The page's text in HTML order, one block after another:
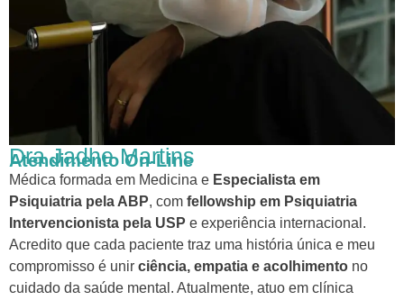
Dra Jadhe Martins
Atendimento On-Line
Médica formada em Medicina e Especialista em
Psiquiatria pela ABP, com fellowship em Psiquiatria
Intervencionista pela USP e experiência internacional.
Acredito que cada paciente traz uma história única e meu
compromisso é unir ciência, empatia e acolhimento no
cuidado da saúde mental. Atualmente, atuo em clínica